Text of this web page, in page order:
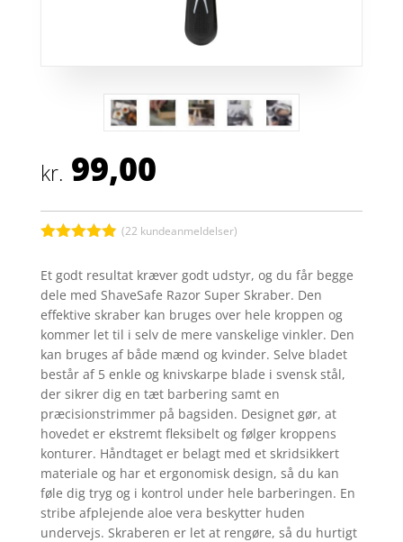
kr. 99,00
ud af 5
baseret på
kundebedøm
melser
(22 kundeanmeldelser)
Et godt resultat kræver godt udstyr, og du får begge
dele med ShaveSafe Razor Super Skraber. Den
effektive skraber kan bruges over hele kroppen og
kommer let til i selv de mere vanskelige vinkler. Den
kan bruges af både mænd og kvinder. Selve bladet
består af 5 enkle og knivskarpe blade i svensk stål,
der sikrer dig en tæt barbering samt en
præcisionstrimmer på bagsiden. Designet gør, at
hovedet er ekstremt fleksibelt og følger kroppens
konturer. Håndtaget er belagt med et skridsikkert
materiale og har et ergonomisk design, så du kan
føle dig tryg og i kontrol under hele barberingen. En
stribe afplejende aloe vera beskytter huden
undervejs. Skraberen er let at rengøre, så du hurtigt